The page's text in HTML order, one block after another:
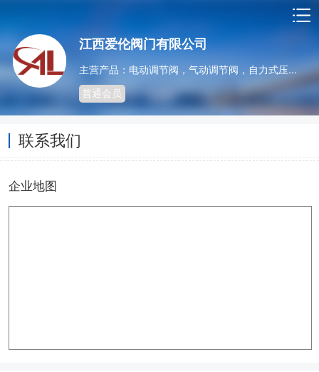
江西爱伦阀门有限公司
主营产品：电动调节阀，气动调节阀，自力式压力调节阀，温控阀，电动蝶阀，气动球阀，电动切断阀
普通会员
联系我们
企业地图